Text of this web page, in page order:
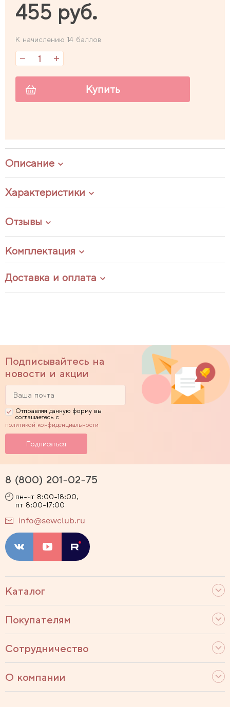
455 руб.
К начислению 14 баллов
Купить
Описание
Характеристики
Отзывы
Комплектация
Доставка и оплата
Подписывайтесь на
новости и акции
Отправляя данную форму вы
соглашаетесь с
политикой конфиденциальности
Каталог
Покупателям
Сотрудничество
О компании
8 (800) 201-02-75
пн-чт 8:00-18:00,
пт 8:00-17:00
info@sewclub.ru